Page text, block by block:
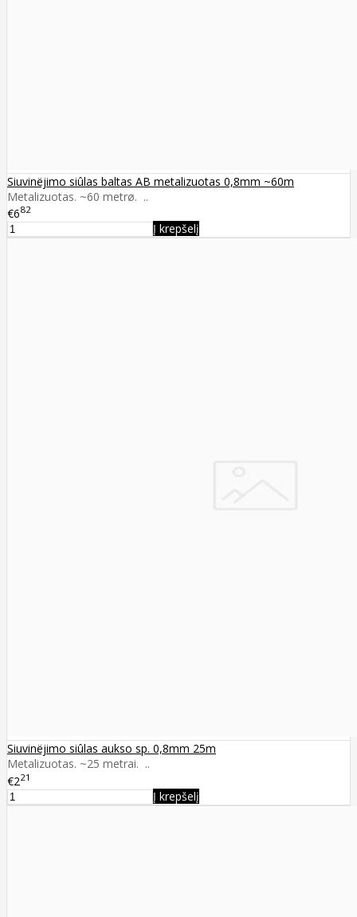
Siuvinëjimo siûlas baltas AB metalizuotas 0,8mm ~60m
Metalizuotas. ~60 metrø. ..
€682
Į krepšelį
Siuvinëjimo siûlas aukso sp. 0,8mm 25m
Metalizuotas. ~25 metrai. ..
€221
Į krepšelį